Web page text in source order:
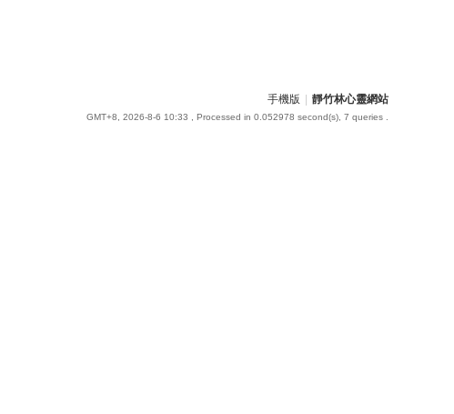
手機版 靜竹林心靈網站
GMT+8, 2026-8-6 10:33 , Processed in 0.052978 second(s), 7 queries .